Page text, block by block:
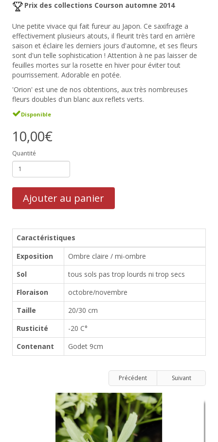
Prix des collections Courson automne 2014
Une petite vivace qui fait fureur au Japon. Ce saxifrage a
effectivement plusieurs atouts, il fleurit très tard en arrière
saison et éclaire les derniers jours d'automne, et ses fleurs
sont d'un telle sophistication ! Attention à ne pas laisser de
feuilles mortes sur la rosette en hiver pour éviter tout
pourrissement. Adorable en potée.
'Orion' est une de nos obtentions, aux très nombreuses
fleurs doubles d'un blanc aux reflets verts.
Disponible
10,00€
Quantité
Ajouter au panier
Caractéristiques
Exposition
Ombre claire / mi-ombre
Sol
tous sols pas trop lourds ni trop secs
Floraison
octobre/novembre
Taille
20/30 cm
Rusticité
-20 C°
Contenant
Godet 9cm
Précédent Suivant